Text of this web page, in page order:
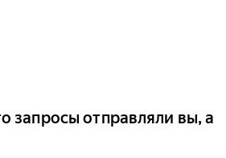
запросы отправляли вы, а